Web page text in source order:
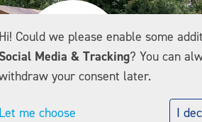
Could we please enable some
Media & Tracking? You can
your consent later.
me choose I